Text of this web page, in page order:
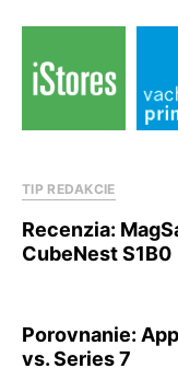
TIP REDAKCIE
Recenzia:
CubeNest S1B0
Porovnanie:
vs. Series 7